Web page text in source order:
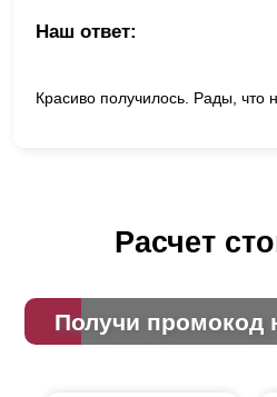
Наш ответ:
Красиво получилось. Рады, что
Расчет
Получи промокод